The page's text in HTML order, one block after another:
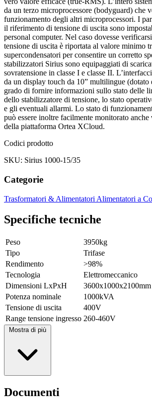
da un terzo microprocessore (bodyguard) che
funzionamento degli altri microprocessori. I
il riferimento di tensione di uscita sono
personal computer. Nel caso dovesse
tensione di uscita è riportata al valore minimo
supercondensatori per consentire un corretto
stabilizzatori Sirius sono equipaggiati di
sovratensione in classe I e classe II.
da un display touch da 10” multilingue (dotato
grado di fornire informazioni sullo stato delle
dello stabilizzatore di tensione, lo stato
e gli eventuali allarmi. Lo stato di
può essere inoltre facilmente monitorato
della piattaforma Ortea XCloud.
Codici prodotto
SKU: Sirius 1000-15/35
Categorie
Trasformatori & Alimentatori Alimentatori a
Specifiche tecniche
Peso
3950kg
Tipo
Trifase
Rendimento
>98%
Tecnologia
Elettromeccanico
Dimensioni LxPxH
3600x1000x2100mm
Potenza nominale
1000kVA
Tensione di uscita
400V
Range tensione ingresso 260-460V
Mostra di più
Documenti